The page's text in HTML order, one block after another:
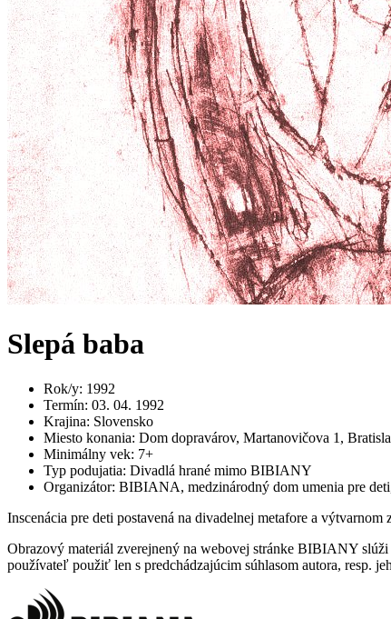
Slepá baba
Rok/y: 1992
Termín: 03. 04. 1992
Krajina: Slovensko
Miesto konania: Dom dopravárov, Martanovičova 1,
Minimálny vek: 7+
Typ podujatia: Divadlá hrané mimo BIBIANY
Organizátor: BIBIANA, medzinárodný dom umenia pre
Inscenácia pre deti postavená na divadelnej metafore a
Obrazový materiál zverejnený na webovej stránke BIBIANY
používateľ použiť len s predchádzajúcim súhlasom autora, resp.